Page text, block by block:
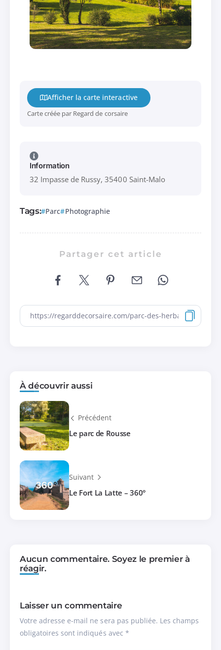
Afficher la carte interactive
Carte créée par Regard de corsaire
Information
32 Impasse de Russy, 35400 Saint-Malo
Tags: Parc Photographie
Partager cet article
À découvrir aussi
Précédent
Le parc de Rousse
Suivant
Le Fort La Latte – 360°
Aucun commentaire. Soyez le premier à
réagir.
Laisser un commentaire
Votre adresse e-mail ne sera pas publiée. Les champs
obligatoires sont indiqués avec *